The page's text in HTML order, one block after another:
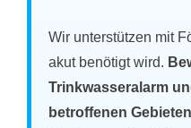
Wir unterstützen mit
akut benötigt wird.
Trinkwasseralarm
betroffenen